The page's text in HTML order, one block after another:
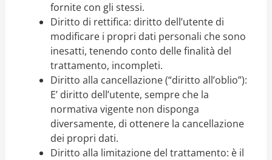
fornite con gli stessi.
Diritto di rettifica: diritto dell’utente di
modificare i propri dati personali che sono
inesatti, tenendo conto delle finalità del
trattamento, incompleti.
Diritto alla cancellazione (“diritto all’oblio”):
E’ diritto dell’utente, sempre che la
normativa vigente non disponga
diversamente, di ottenere la cancellazione
dei propri dati.
Diritto alla limitazione del trattamento: è il